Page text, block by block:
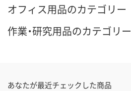
オフィス用品のカテゴリー
作業・研究用品のカテゴリー
あなたが最近チェックした商品